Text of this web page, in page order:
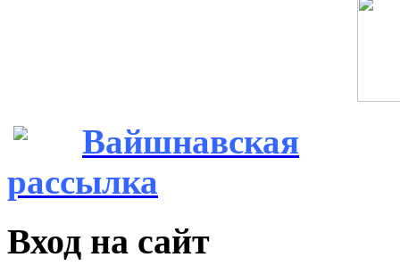
Вайшнавская
рассылка
Вход на сайт